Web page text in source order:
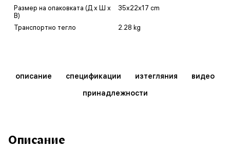
Размер на опаковката (Д x Ш x
В)
35x22x17 cm
Транспортно тегло 2.28 kg
описание спецификации изтегляния
видео
принадлежности
Описание